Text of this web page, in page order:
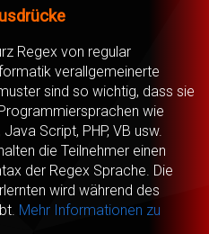
Regex von regular
verallgemeinerte
sind so wichtig, dass sie
wie
Script, PHP, VB usw.
die Teilnehmer einen
der Regex Sprache. Die
wird während des
Mehr Informationen zu